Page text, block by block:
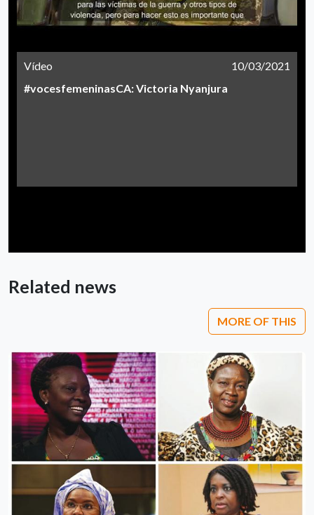
Vídeo
10/03/2021
#vocesfemeninasCA: Victoria Nyanjura
Related news
MORE OF THIS